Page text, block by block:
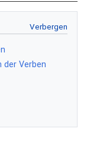
der Verben